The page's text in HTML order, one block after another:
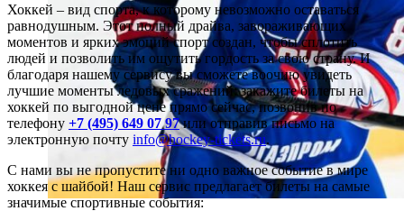
Хоккей – вид спорта, к которому невозможно оставаться
равнодушным. Этот полный драйва, завораживающих
моментов и ярких эмоций спорт создан, чтобы сплотить
людей и позволить им ощутить гордость за свою страну. И
благодаря нашему сервису вы сможете воочию увидеть
лучшие моменты ледовых сражений: закажите билеты на
хоккей по выгодной цене прямо сейчас, позвонив по
телефону +7 (495) 649 07 97или отправив письмо на
электронную почту info@hockey-tickets.ru.
С нами вы не пропустите ни одно важное событие в мире
хоккея с шайбой! Наш сервис предлагает билеты на самые
значимые спортивные события: